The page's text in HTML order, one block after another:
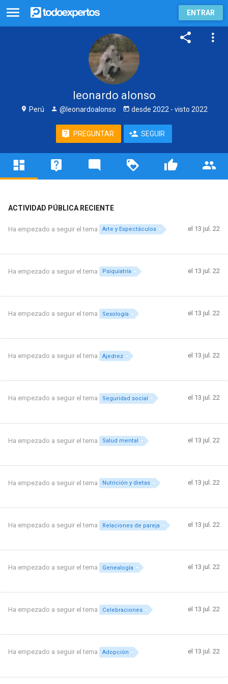
ENTRAR
leonardo alonso
Perú @leonardoalonso desde 2022 - visto 2022
PREGUNTAR SEGUIR
ACTIVIDAD PÚBLICA RECIENTE
Ha empezado a seguir el tema Arte y Espectáculos el 13 jul. 22
Ha empezado a seguir el tema Psiquiatría el 13 jul. 22
Ha empezado a seguir el tema Sexología el 13 jul. 22
Ha empezado a seguir el tema Ajedrez el 13 jul. 22
Ha empezado a seguir el tema Seguridad social el 13 jul. 22
Ha empezado a seguir el tema Salud mental el 13 jul. 22
Ha empezado a seguir el tema Nutrición y dietas el 13 jul. 22
Ha empezado a seguir el tema Relaciones de pareja el 13 jul. 22
Ha empezado a seguir el tema Genealogía el 13 jul. 22
Ha empezado a seguir el tema Celebraciones el 13 jul. 22
Ha empezado a seguir el tema Adopción el 13 jul. 22